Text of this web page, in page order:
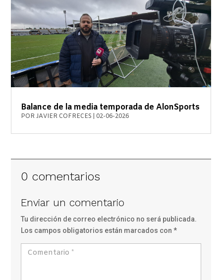
Balance de la media temporada de AlonSports
PORJAVIER COFRECES 02-06-2026
0 comentarios
Enviar un comentario
Tu dirección de correo electrónico no será publicada.
Los campos obligatorios están marcados con*